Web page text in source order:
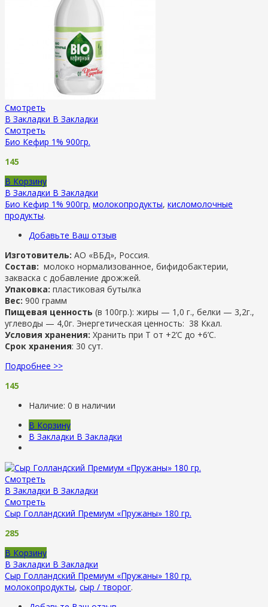
Смотреть
В Закладки В Закладки
Смотреть
Био Кефир 1% 900гр.
145
В Корзину
В Закладки В Закладки
Био Кефир 1% 900гр. молокопродукты, кисломолочные
продукты.
Добавьте Ваш отзыв
Изготовитель: АО «ВБД», Россия.
Состав: молоко нормализованное, бифидобактерии,
закваска с добавление дрожжей.
Упаковка: пластиковая бутылка
Вес: 900 грамм
Пищевая ценность (в 100гр.): жиры — 1,0 г., белки — 3,2г.,
углеводы — 4,0г. Энергетическая ценность: 38 Ккал.
Условия хранения: Хранить при Т от +2’С до +6’C.
Срок хранения: 30 сут.
Подробнее >>
145
Наличие: 0 в наличии
В Корзину
В Закладки В Закладки
Смотреть
В Закладки В Закладки
Смотреть
Сыр Голландский Премиум «Пружаны» 180 гр.
285
В Корзину
В Закладки В Закладки
Сыр Голландский Премиум «Пружаны» 180 гр.
молокопродукты, сыр / творог.